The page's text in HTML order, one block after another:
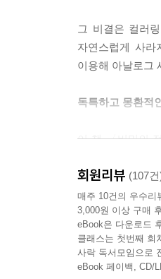
그 비결은 컬러
자연스럽게 사
이용해 아날로그
독특하고 몽환적
이 책 〈비밀의
20위권을 유지하
이미 스타벅스,
‘색칠하기’의
하나하나 손으
마력을 뿜어낸다.
회원리뷰 (107건
매주 10건의 우수리
3,000원 이상 구매
eBook은 다운로드
클래스는 첫번째 회
사락 독서모임으로
eBook 페이백, CD/